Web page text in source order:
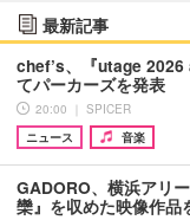
最新記事
chef’s、『utage
てパーカーズを発表
20:00 ｜ SPICER
ニュース
音楽
GADORO、横浜アリ
欒』を収めた映像作